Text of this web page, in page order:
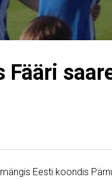
Eesti koondis